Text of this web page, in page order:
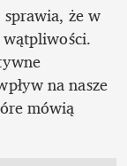
że w
wątpliwości.
na nasze
mówią